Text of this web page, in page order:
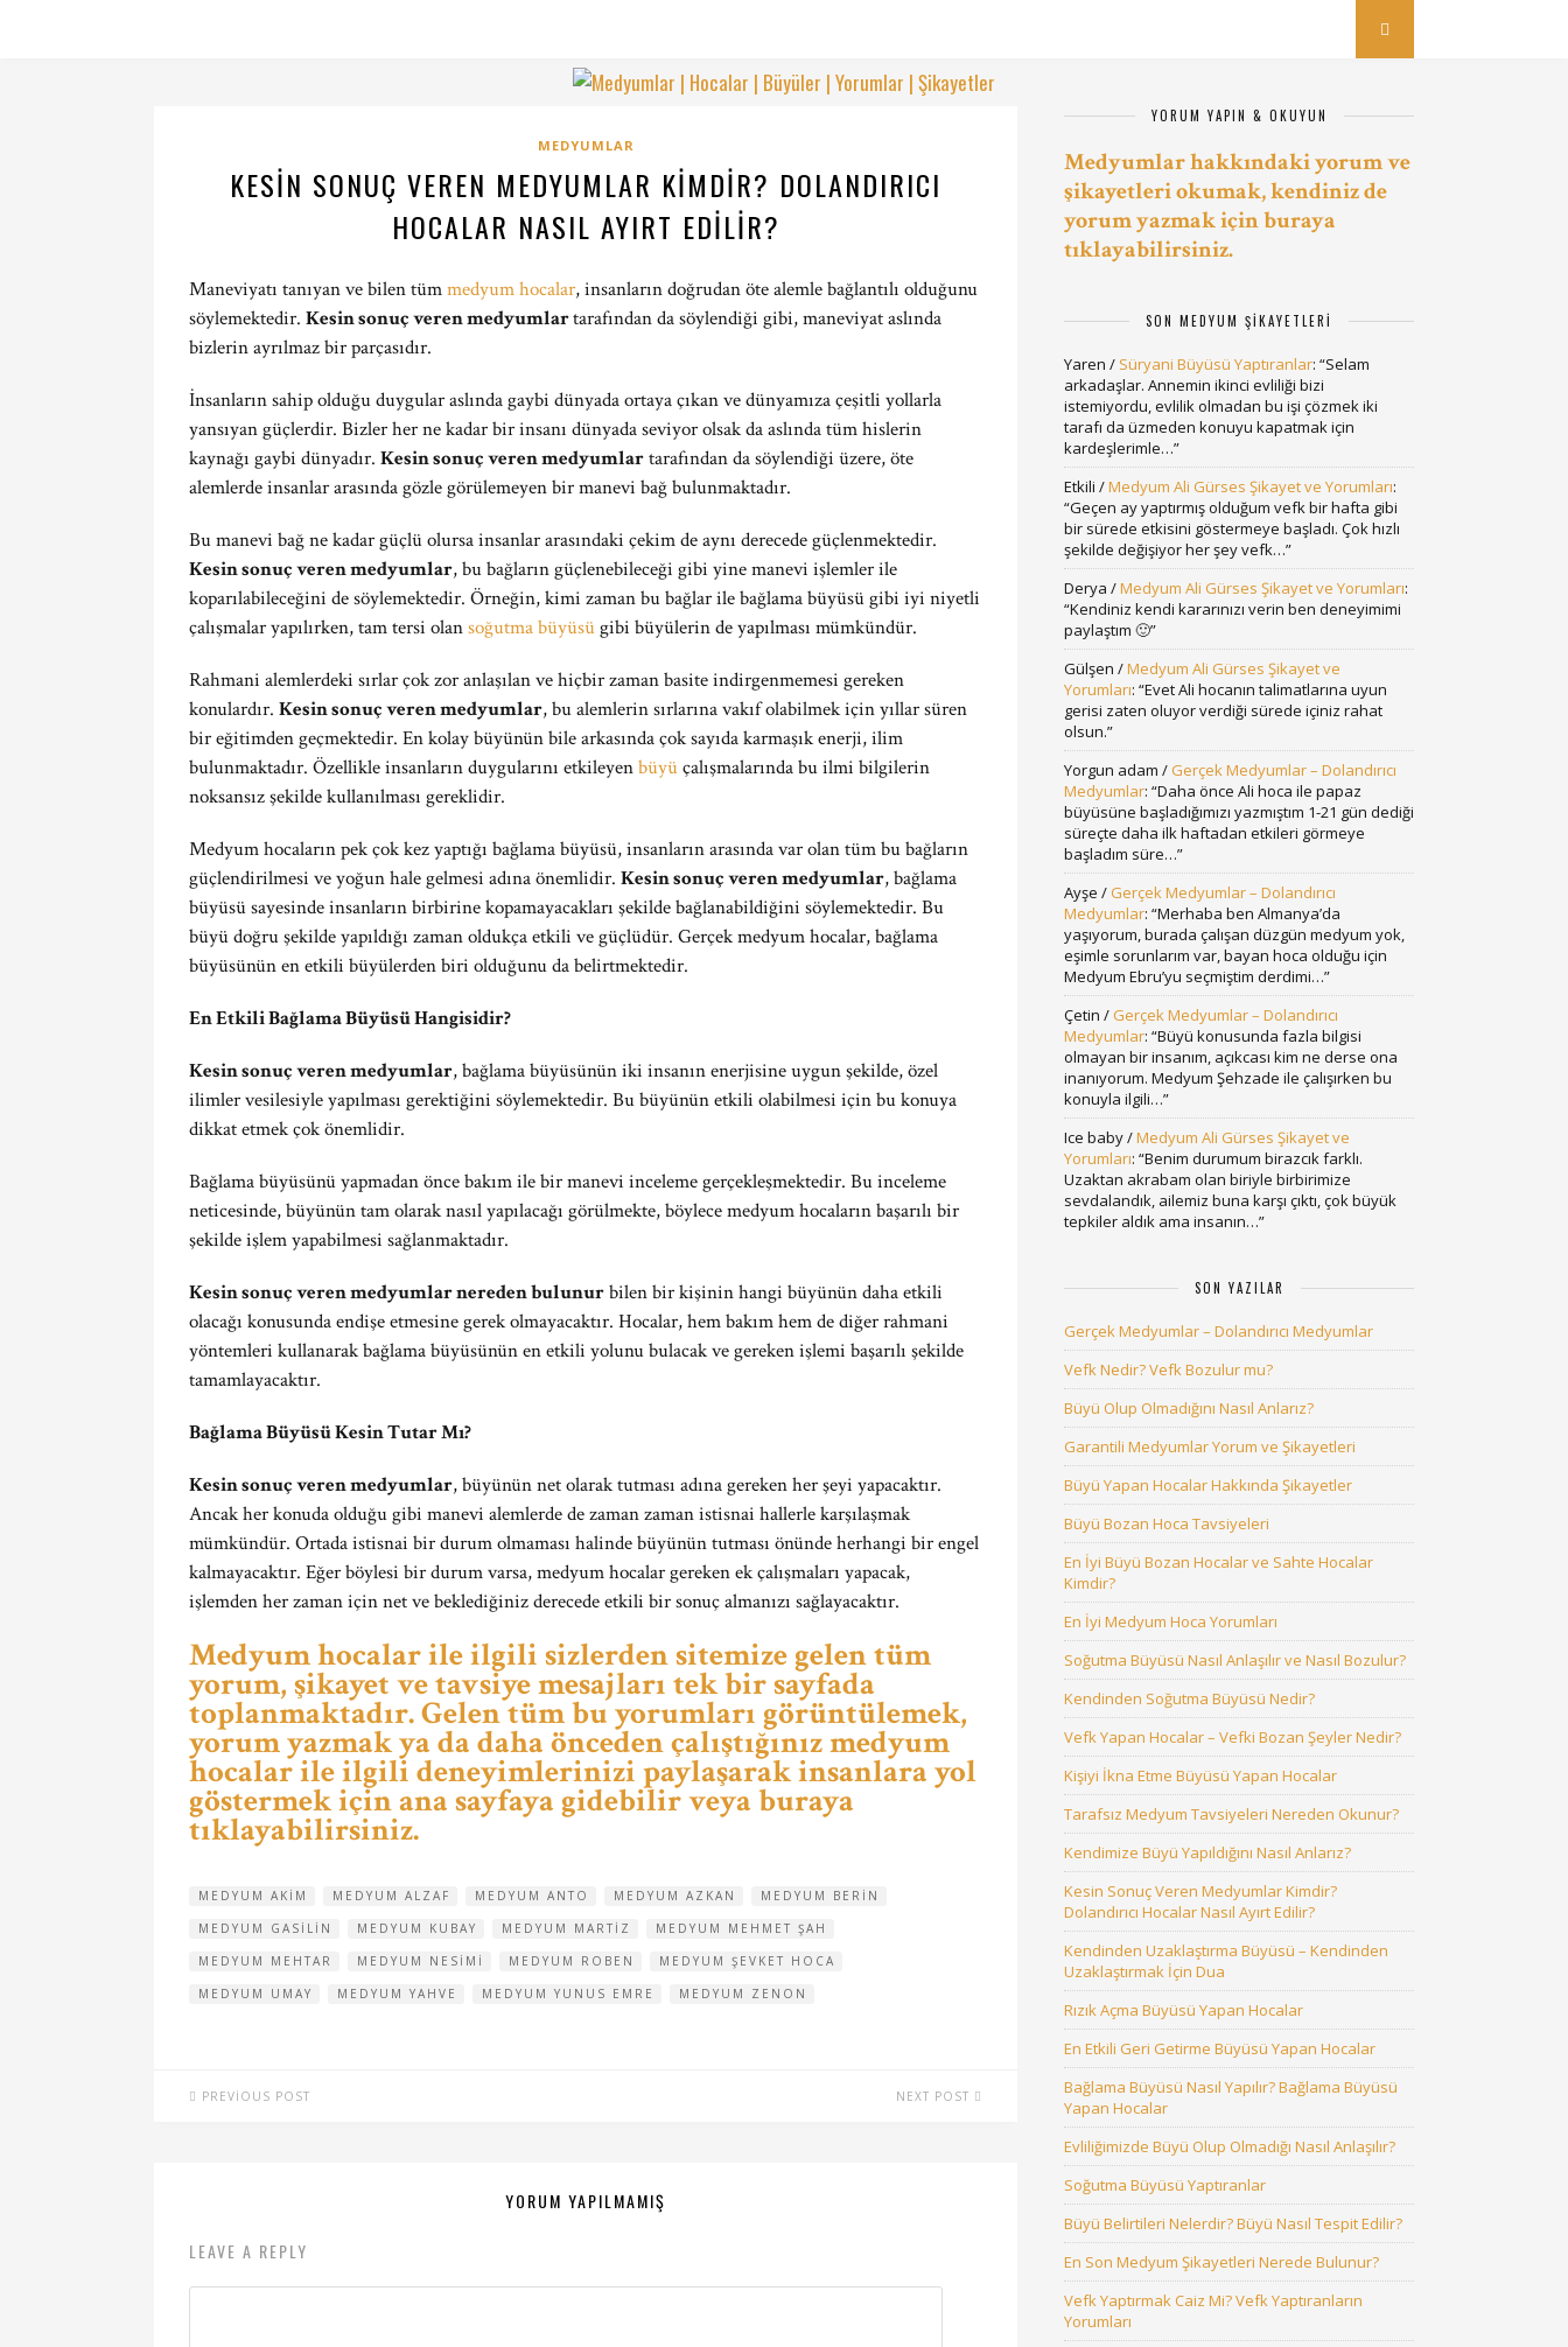
MEDYUMLAR
KESIN SONUÇ VEREN MEDYUMLAR KIMDIR? DOLANDIRICI
HOCALAR NASIL AYIRT EDILIR?
Maneviyatı tanıyan ve bilen tümmedyum hocalar, insanların doğrudan öte alemle bağlantılı olduğunu
söylemektedir. Kesin sonuç veren medyumlartarafından da söylendiği gibi, maneviyat aslında
bizlerin ayrılmaz bir parçasıdır.
İnsanların sahip olduğu duygular aslında gaybi dünyada ortaya çıkan ve dünyamıza çeşitli yollarla
yansıyan güçlerdir. Bizler her ne kadar bir insanı dünyada seviyor olsak da aslında tüm hislerin
kaynağı gaybi dünyadır. Kesin sonuç veren medyumlartarafından da söylendiği üzere, öte
alemlerde insanlar arasında gözle görülemeyen bir manevi bağ bulunmaktadır.
Bu manevi bağ ne kadar güçlü olursa insanlar arasındaki çekim de aynı derecede güçlenmektedir.
Kesin sonuç veren medyumlar, bu bağların güçlenebileceği gibi yine manevi işlemler ile
koparılabileceğini de söylemektedir. Örneğin, kimi zaman bu bağlar ile bağlama büyüsü gibi iyi niyetli
çalışmalar yapılırken, tam tersi olansoğutma büyüsügibi büyülerin de yapılması mümkündür.
Rahmani alemlerdeki sırlar çok zor anlaşılan ve hiçbir zaman basite indirgenmemesi gereken
konulardır. Kesin sonuç veren medyumlar, bu alemlerin sırlarına vakıf olabilmek için yıllar süren
bir eğitimden geçmektedir. En kolay büyünün bile arkasında çok sayıda karmaşık enerji, ilim
bulunmaktadır. Özellikle insanların duygularını etkileyenbüyüçalışmalarında bu ilmi bilgilerin
noksansız şekilde kullanılması gereklidir.
Medyum hocaların pek çok kez yaptığı bağlama büyüsü, insanların arasında var olan tüm bu bağların
güçlendirilmesi ve yoğun hale gelmesi adına önemlidir. Kesin sonuç veren medyumlar, bağlama
büyüsü sayesinde insanların birbirine kopamayacakları şekilde bağlanabildiğini söylemektedir. Bu
büyü doğru şekilde yapıldığı zaman oldukça etkili ve güçlüdür. Gerçek medyum hocalar, bağlama
büyüsünün en etkili büyülerden biri olduğunu da belirtmektedir.
En Etkili Bağlama Büyüsü Hangisidir?
Kesin sonuç veren medyumlar, bağlama büyüsünün iki insanın enerjisine uygun şekilde, özel
ilimler vesilesiyle yapılması gerektiğini söylemektedir. Bu büyünün etkili olabilmesi için bu konuya
dikkat etmek çok önemlidir.
Bağlama büyüsünü yapmadan önce bakım ile bir manevi inceleme gerçekleşmektedir. Bu inceleme
neticesinde, büyünün tam olarak nasıl yapılacağı görülmekte, böylece medyum hocaların başarılı bir
şekilde işlem yapabilmesi sağlanmaktadır.
Kesin sonuç veren medyumlar nereden bulunurbilen bir kişinin hangi büyünün daha etkili
olacağı konusunda endişe etmesine gerek olmayacaktır. Hocalar, hem bakım hem de diğer rahmani
yöntemleri kullanarak bağlama büyüsünün en etkili yolunu bulacak ve gereken işlemi başarılı şekilde
tamamlayacaktır.
Bağlama Büyüsü Kesin Tutar Mı?
Kesin sonuç veren medyumlar, büyünün net olarak tutması adına gereken her şeyi yapacaktır.
Ancak her konuda olduğu gibi manevi alemlerde de zaman zaman istisnai hallerle karşılaşmak
mümkündür. Ortada istisnai bir durum olmaması halinde büyünün tutması önünde herhangi bir engel
kalmayacaktır. Eğer böylesi bir durum varsa, medyum hocalar gereken ek çalışmaları yapacak,
işlemden her zaman için net ve beklediğiniz derecede etkili bir sonuç almanızı sağlayacaktır.
Medyum hocalar ile ilgili sizlerden sitemize gelen tüm
yorum, şikayet ve tavsiye mesajları tek bir sayfada
toplanmaktadır. Gelen tüm bu yorumları görüntülemek,
yorum yazmak ya da daha önceden çalıştığınız medyum
hocalar ile ilgili deneyimlerinizi paylaşarak insanlara yol
göstermek için ana sayfaya gidebilir veya buraya
tıklayabilirsiniz.
MEDYUM AKIM MEDYUM ALZAF MEDYUM ANTO MEDYUM AZKAN
MEDYUM BERIN
MEDYUM GASILIN
MEDYUM KUBAY MEDYUM MARTIZ
MEDYUM MEHMET ŞAH
MEDYUM MEHTAR
MEDYUM NESIMI MEDYUM ROBEN
MEDYUM ŞEVKET HOCA
MEDYUM UMAY
MEDYUM YAHVE MEDYUM YUNUS EMRE MEDYUM ZENON
PREVIOUS POST NEXT POST
YORUM YAPILMAMIŞ
LEAVE A REPLY
YORUM YAPIN & OKUYUN
Medyumlar hakkındaki yorum ve
şikayetleri okumak, kendiniz de
yorum yazmak için buraya
tıklayabilirsiniz.
SON MEDYUM ŞIKAYETLERI
Yaren / Süryani Büyüsü Yaptıranlar: “Selam
arkadaşlar. Annemin ikinci evliliği bizi
istemiyordu, evlilik olmadan bu işi çözmek iki
tarafı da üzmeden konuyu kapatmak için
kardeşlerimle…”
Etkili /Medyum Ali Gürses Şikayet ve Yorumları:
“Geçen ay yaptırmış olduğum vefk bir hafta gibi
bir sürede etkisini göstermeye başladı. Çok hızlı
şekilde değişiyor her şey vefk…”
Derya /Medyum Ali Gürses Şikayet ve Yorumları:
“Kendiniz kendi kararınızı verin ben deneyimimi
paylaştım 🙂”
Gülşen /Medyum Ali Gürses Şikayet ve
Yorumları: “Evet Ali hocanın talimatlarına uyun
gerisi zaten oluyor verdiği sürede içiniz rahat
olsun.”
Yorgun adam / Gerçek Medyumlar – Dolandırıcı
Medyumlar: “Daha önce Ali hoca ile papaz
büyüsüne başladığımızı yazmıştım 1-21 gün dediği
süreçte daha ilk haftadan etkileri görmeye
başladım süre…”
Ayşe / Gerçek Medyumlar – Dolandırıcı
Medyumlar: “Merhaba ben Almanya’da
yaşıyorum, burada çalışan düzgün medyum yok,
eşimle sorunlarım var, bayan hoca olduğu için
Medyum Ebru’yu seçmiştim derdimi…”
Çetin / Gerçek Medyumlar – Dolandırıcı
Medyumlar: “Büyü konusunda fazla bilgisi
olmayan bir insanım, açıkcası kim ne derse ona
inanıyorum. Medyum Şehzade ile çalışırken bu
konuyla ilgili…”
Ice baby/Medyum Ali Gürses Şikayet ve
Yorumları: “Benim durumum birazcık farklı.
Uzaktan akrabam olan biriyle birbirimize
sevdalandık, ailemiz buna karşı çıktı, çok büyük
tepkiler aldık ama insanın…”
SON YAZILAR
Gerçek Medyumlar – Dolandırıcı Medyumlar
Vefk Nedir? Vefk Bozulur mu?
Büyü Olup Olmadığını Nasıl Anlarız?
Garantili Medyumlar Yorum ve Şikayetleri
Büyü Yapan Hocalar Hakkında Şikayetler
Büyü Bozan Hoca Tavsiyeleri
En İyi Büyü Bozan Hocalar ve Sahte Hocalar
Kimdir?
En İyi Medyum Hoca Yorumları
Soğutma Büyüsü Nasıl Anlaşılır ve Nasıl Bozulur?
Kendinden Soğutma Büyüsü Nedir?
Vefk Yapan Hocalar – Vefki Bozan Şeyler Nedir?
Kişiyi İkna Etme Büyüsü Yapan Hocalar
Tarafsız Medyum Tavsiyeleri Nereden Okunur?
Kendimize Büyü Yapıldığını Nasıl Anlarız?
Kesin Sonuç Veren Medyumlar Kimdir?
Dolandırıcı Hocalar Nasıl Ayırt Edilir?
Kendinden Uzaklaştırma Büyüsü – Kendinden
Uzaklaştırmak İçin Dua
Rızık Açma Büyüsü Yapan Hocalar
En Etkili Geri Getirme Büyüsü Yapan Hocalar
Bağlama Büyüsü Nasıl Yapılır? Bağlama Büyüsü
Yapan Hocalar
Evliliğimizde Büyü Olup Olmadığı Nasıl Anlaşılır?
Soğutma Büyüsü Yaptıranlar
Büyü Belirtileri Nelerdir? Büyü Nasıl Tespit Edilir?
En Son Medyum Şikayetleri Nerede Bulunur?
Vefk Yaptırmak Caiz Mi? Vefk Yaptıranların
Yorumları